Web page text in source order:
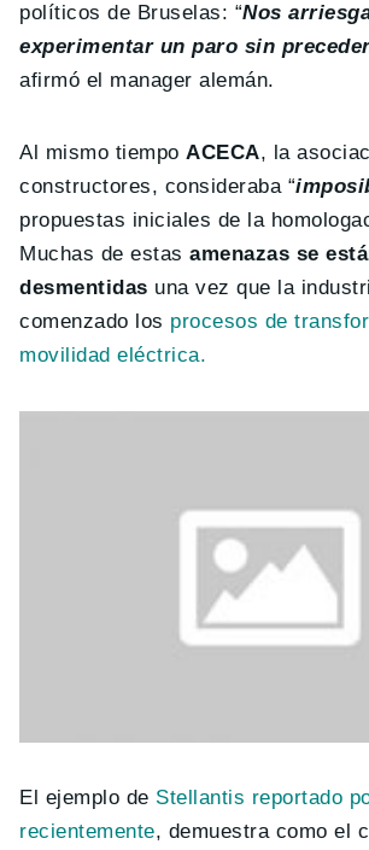
políticos de Bruselas: “Nos
experimentar un paro sin
afirmó el manager alemán.
Al mismo tiempoACECA, la
constructores, consideraba “
propuestas iniciales de la
Muchas de estasamenazas se
desmentidas una vez que la
comenzado los procesos de
movilidad eléctrica.
El ejemplo de Stellantis reportado
recientemente, demuestra como el